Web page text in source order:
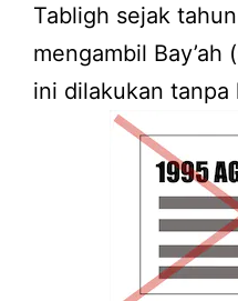
Tabligh sejak
mengambil Bay’ah
ini dilakukan tanpa